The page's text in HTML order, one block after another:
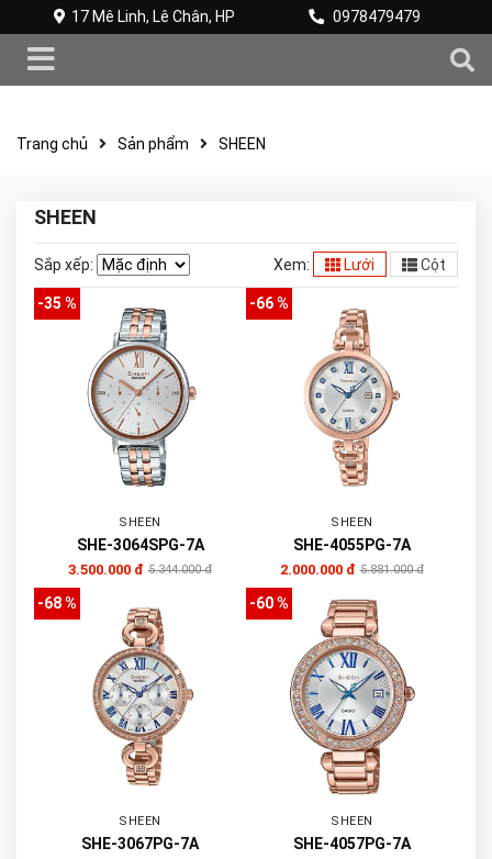
17 Mê Linh, Lê Chân, HP 0978479479
Trang chủ Sản phẩm SHEEN
SHEEN
Sắp xếp: Xem: Lưới Cột
-35 %
SHEEN
SHE-3064SPG-7A
3.500.000 đ 5.344.000 đ
-66 %
SHEEN
SHE-4055PG-7A
2.000.000 đ 5.881.000 đ
-68 %
SHEEN
SHE-3067PG-7A
-60 %
SHEEN
SHE-4057PG-7A